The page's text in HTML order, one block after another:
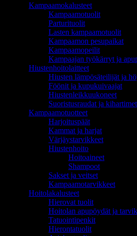
Kampaamokalusteet
Kampaamotuolit
Parturituolit
Lasten kampaamotuolit
Kampaamon pesupaikat
Kampaamopeilit
Kampaajan työkärryt ja
Hiustenhoitolaitteet
Hiusten lämpösäteilijät ja
Föönit ja kupukuivaajat
Hiustenleikkuukoneet
Suoristusraudat ja kihartimet
Kampaamotuotteet
Harjoituspäät
Kammat ja harjat
Värjäystarvikkeet
Hiustenhoito
Hoitoaineet
Shampoot
Sakset ja veitset
Kampaamotarvikkeet
Hoitolakalusteet
Hierovat tuolit
Hoitolan apupöydät ja
Tatuointipenkit
Hierontatuolit